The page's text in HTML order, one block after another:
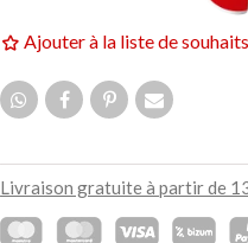
Ajouter à la liste de souhaits
Livraison gratuite à partir de